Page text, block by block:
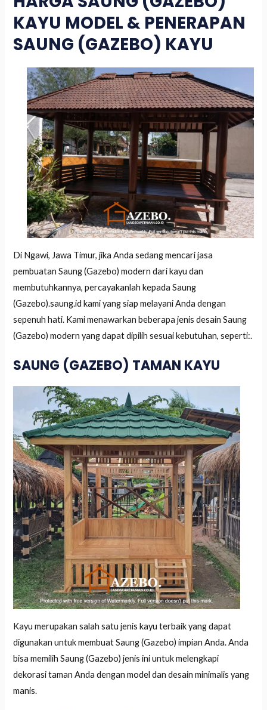
KAYU MODEL & PENERAPAN
SAUNG (GAZEBO) KAYU
Di Ngawi, Jawa Timur, jika Anda sedang mencari jasa
pembuatan Saung (Gazebo) modern dari kayu dan
membutuhkannya, percayakanlah kepada Saung
(Gazebo).saung.id kami yang siap melayani Anda dengan
sepenuh hati. Kami menawarkan beberapa jenis desain Saung
(Gazebo) modern yang dapat dipilih sesuai kebutuhan, seperti:.
SAUNG (GAZEBO) TAMAN KAYU
Kayu merupakan salah satu jenis kayu terbaik yang dapat
digunakan untuk membuat Saung (Gazebo) impian Anda. Anda
bisa memilih Saung (Gazebo) jenis ini untuk melengkapi
dekorasi taman Anda dengan model dan desain minimalis yang
manis.